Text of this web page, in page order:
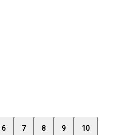
6 7 8 9 10